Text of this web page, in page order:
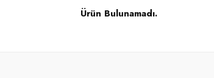
Ürün Bulunamadı.